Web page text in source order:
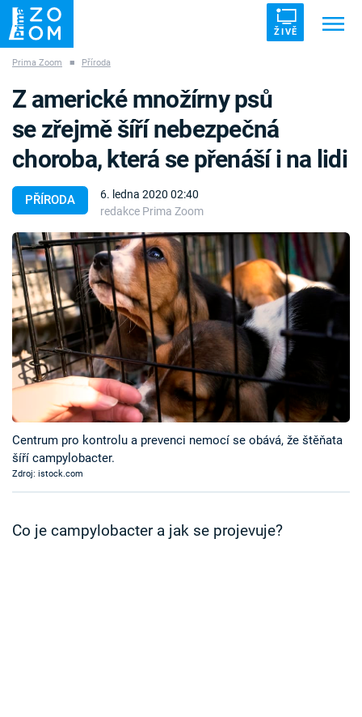
ŽIVĚ
ZÁHADY VETŘELCI DÁVNOVĚKU
Témata
Témata
Pořady
TV Program
Časopis
Sledujte prima+
Přihlášení
Sledujte nás
Prima Zoom ■ Příroda
PŘÍRODA
6. ledna 2020 02:40
redakce Prima Zoom
Z americké množírny psů
se zřejmě šíří nebezpečná
choroba, která se přenáší i na lidi
Centrum pro kontrolu a prevenci nemocí se obává, že štěňata
šíří campylobacter.
Zdroj: istock.com
Co je campylobacter a jak se projevuje?